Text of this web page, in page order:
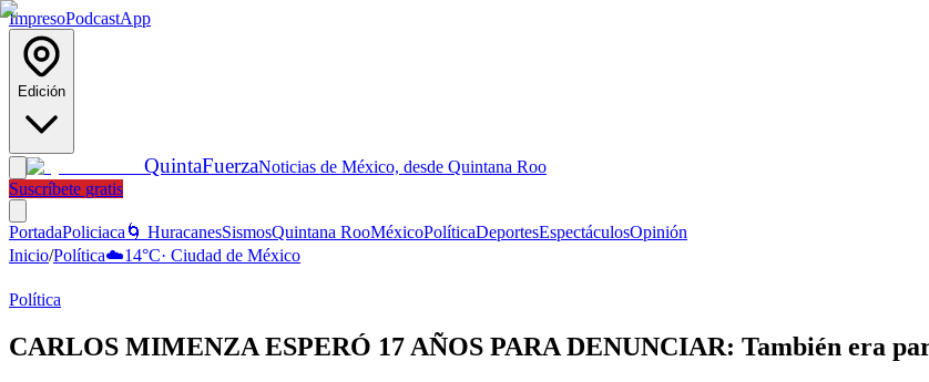
ImpresoPodcastApp
Edición
QuintaFuerzaNoticias de México, desde Quintana Roo
Suscríbete gratis
PortadaPoliciaca 🌀 HuracanesSismosQuintana RooMéxicoPolíticaDeportesEspectáculosOpinión
Inicio/Política☁️14°C· Ciudad de México
Política
CARLOS MIMENZA ESPERÓ 17 AÑOS PARA DENUNCIAR: También era